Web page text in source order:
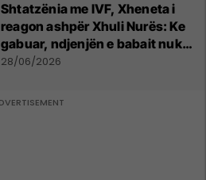
Shtatzënia me IVF, Xheneta i
reagon ashpër Xhuli Nurës: Ke
gabuar, ndjenjën e babait nuk
mund t'ia plotësosh kurrë
28/06/2026